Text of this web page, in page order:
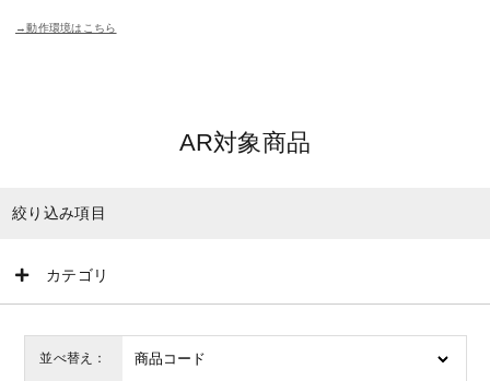
→動作環境はこちら
AR対象商品
絞り込み項目
カテゴリ
並べ替え：